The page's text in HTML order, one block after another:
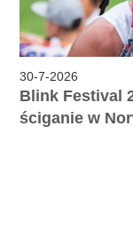
30-7-2026
Blink Festival
ściganie w